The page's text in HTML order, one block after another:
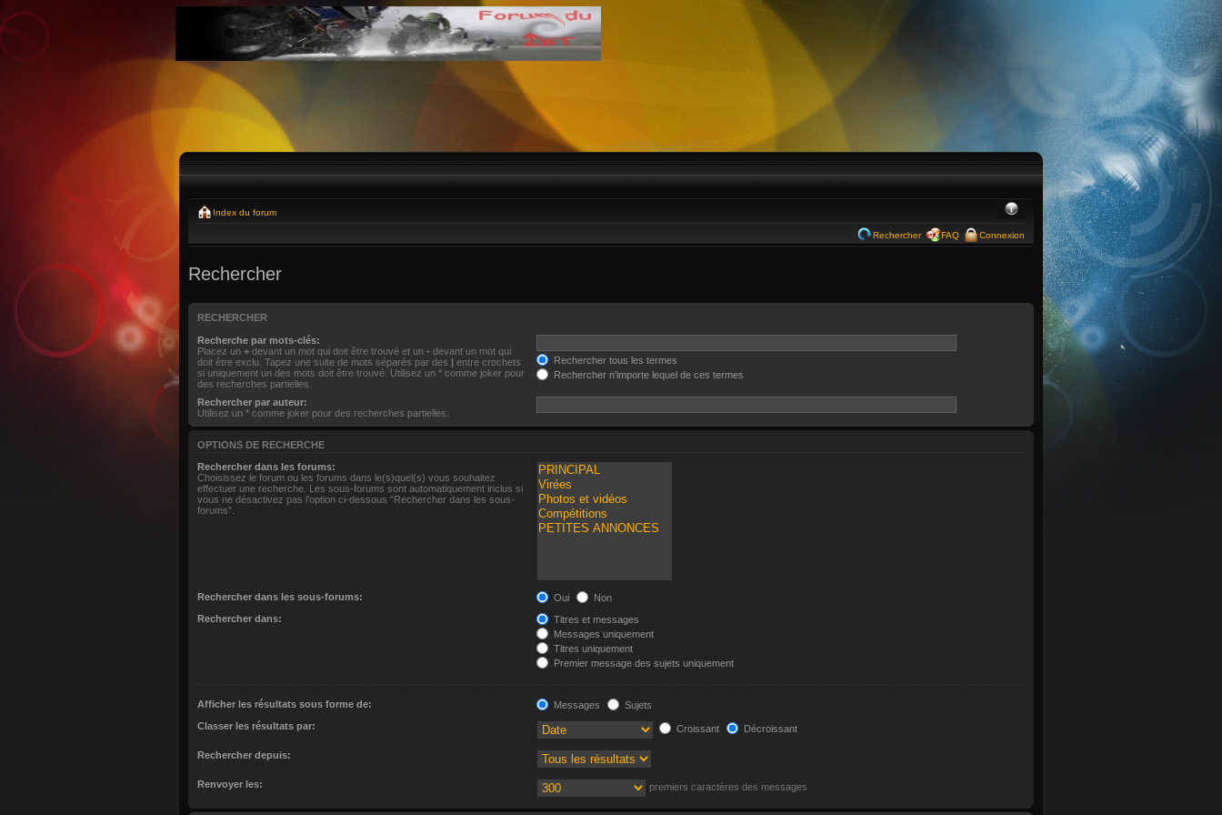
Index du forum
Rechercher FAQ Connexion
Rechercher
RECHERCHER
Recherche par mots-clés:
Placez un + devant un mot qui doit être trouvé et un - devant un mot qui
doit être exclu. Tapez une suite de mots séparés par des | entre crochets
si uniquement un des mots doit être trouvé. Utilisez un * comme joker pour
des recherches partielles.
Rechercher tous les termes
Rechercher n’importe lequel de ces termes
Rechercher par auteur:
Utilisez un * comme joker pour des recherches partielles.
OPTIONS DE RECHERCHE
Rechercher dans les forums:
Choisissez le forum ou les forums dans le(s)quel(s) vous souhaitez
effectuer une recherche. Les sous-forums sont automatiquement inclus si
vous ne désactivez pas l’option ci-dessous “Rechercher dans les sous-
forums”.
Rechercher dans les sous-forums: Oui
Non
Rechercher dans:
Titres et messages
Messages uniquement
Titres uniquement
Premier message des sujets uniquement
Afficher les résultats sous forme de: Messages
Sujets
Classer les résultats par:
Croissant Décroissant
Rechercher depuis:
Renvoyer les: premiers caractères des messages